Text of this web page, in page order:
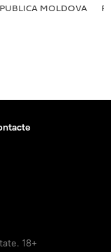
MOLDOVA
18+